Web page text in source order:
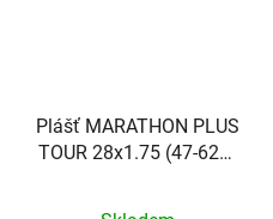
Plášť MARATHON PLUS
TOUR 28x1.75 (47-622)